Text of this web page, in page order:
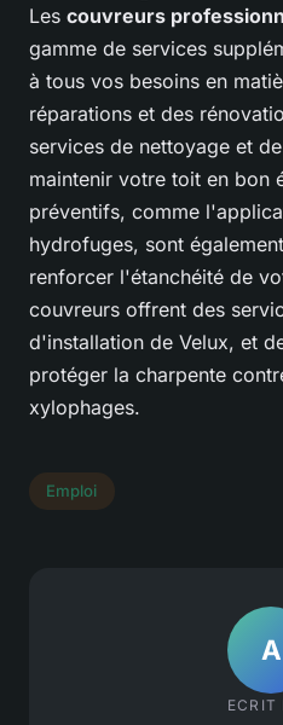
Les couvreurs
gamme de services
à tous vos besoins en
réparations et des
services de nettoyage et
maintenir votre toit en bon
préventifs, comme
hydrofuges, sont
renforcer l'étanchéité de
couvreurs offrent des
d'installation de Velux, et
protéger la charpente
xylophages.
Emploi
A
ECRIT